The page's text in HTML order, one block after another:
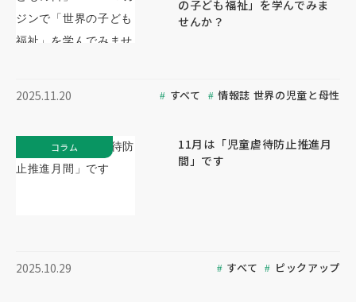
の子ども福祉」を学んでみま
せんか？
2025.11.20 すべて 情報誌 世界の児童と母性
11月は「児童虐待防止推進月
間」です
2025.10.29 すべて ピックアップ
コラム